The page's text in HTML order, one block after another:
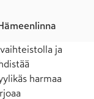
ja
harmaa